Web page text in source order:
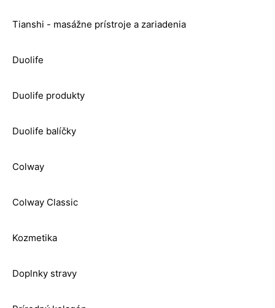
Tianshi - masážne prístroje a zariadenia
Duolife
Duolife produkty
Duolife balíčky
Colway
Colway Classic
Kozmetika
Doplnky stravy